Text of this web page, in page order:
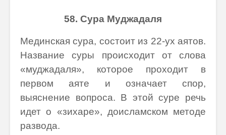
58. Сура Муджадаля
Мединская сура, состоит из 22-ух аятов.
Название суры происходит от слова
«муджадаля», которое проходит в
первом аяте и означает спор,
выяснение вопроса. В этой суре речь
идет о «зихаре», доисламском методе
развода.